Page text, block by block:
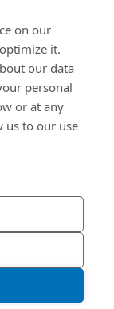
on our
it.
our data
personal
or at any
us to our use